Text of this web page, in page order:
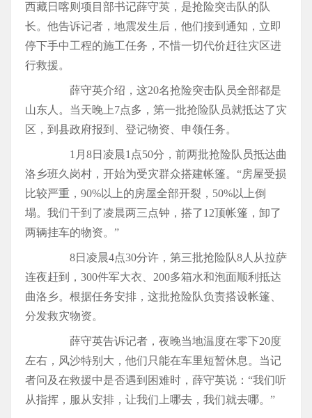
西藏日喀则项目部书记薛守英，是抢险突击队的队
长。他告诉记者，地震发生后，他们接到通知，立即
停下手中工程的施工任务，不惜一切代价赶往灾区进
行救援。
薛守英介绍，这20名抢险突击队员全部都是
山东人。当天晚上7点多，第一批抢险队员就抵达了灾
区，到县政府报到、登记物资、申领任务。
1月8日凌晨1点50分，前两批抢险队员抵达曲
洛乡班久岗村，开始为受灾群众搭建帐篷。“房屋受损
比较严重，90%以上的房屋全部开裂，50%以上倒
塌。我们干到了凌晨两三点钟，搭了12顶帐篷，卸了
两辆挂车的物资。”
8日凌晨4点30分许，第三批抢险队8人从拉萨
连夜赶到，300件军大衣、200多箱水和泡面顺利抵达
曲洛乡。根据任务安排，这批抢险队负责搭设帐篷、
分发救灾物资。
薛守英告诉记者，夜晚当地温度在零下20度
左右，风沙特别大，他们只能在车里短暂休息。当记
者问及在救援中是否遇到困难时，薛守英说：“我们听
从指挥，服从安排，让我们上哪去，我们就去哪。”